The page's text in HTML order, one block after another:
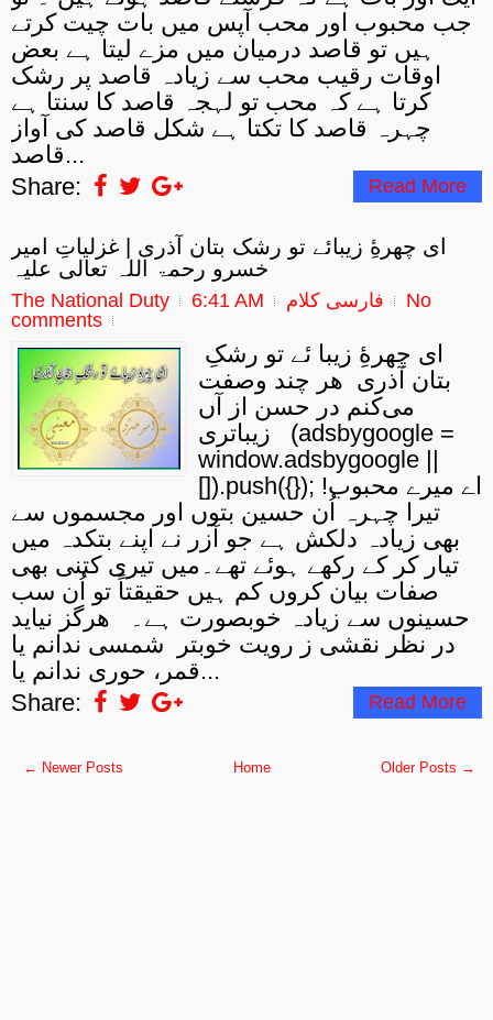
جب محبوب اور محب آپس میں بات چیت کرتے
ہیں تو قاصد درمیان میں مزے لیتا ہے بعض
اوقات رقیب محب سے زیادہ قاصد پر رشک
کرتا ہے کہ محب تو لہجہ قاصد کا سنتا ہے
چہرہ قاصد کا تکتا ہے شکل قاصد کی آواز
قاصد...
Share:
Read More
ای چهرهِٔ زیبائے تو رشک بتان آذری | غزلیاتِ امیر
خسرو رحمۃ اللہ تعالی علیہ
The National Duty 6:41 AM فارسی کلام
No
comments
بتان آذری هر چند وصفت
می‌کنم در حسن از آں
زیباتری (adsbygoogle =
window.adsbygoogle ||
[]).push({}); اے میرے محبوب!
تیرا چہرہ اُن حسین بتوں اور مجسموں سے
بھی زیادہ دلکش ہے جو آزر نے اپنے بتکدہ میں
تیار کر کے رکھے ہوئے تھے۔میں تیری کتنی بھی
صفات بیان کروں کم ہیں حقیقتاً تو اُن سب
حسینوں سے زیادہ خوبصورت ہے۔ هرگز نیاید
در نظر نقشی ز رویت خوبتر شمسی ندانم یا
قمر، حوری ندانم یا...
Share:
Read More
← Newer Posts Older Posts →
Home